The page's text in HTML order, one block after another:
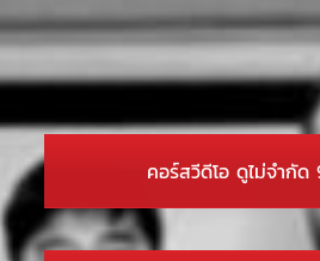
คอร์สวีดีโอ ดูไม่จำกัด